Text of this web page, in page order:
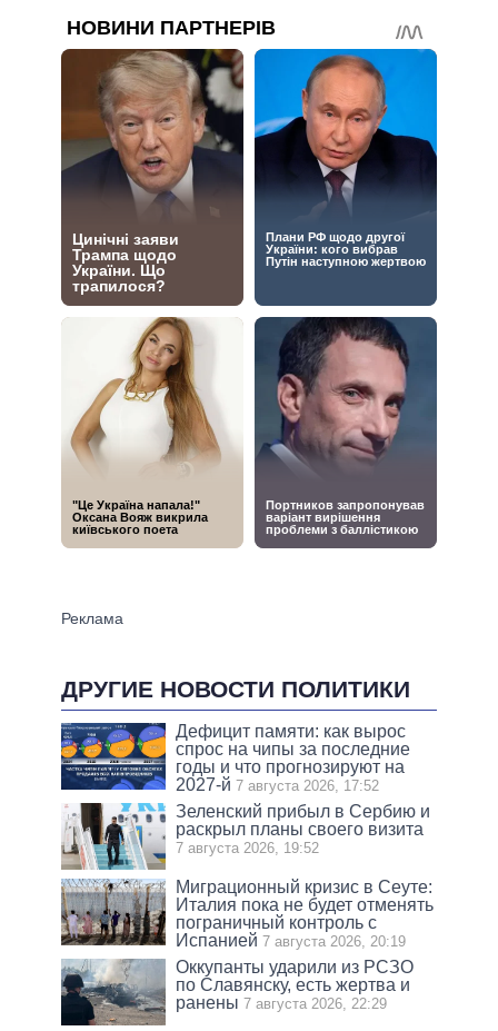
ДРУГИЕ НОВОСТИ ПОЛИТИКИ
Дефицит памяти: как вырос
спрос на чипы за последние
годы и что прогнозируют на
2027-й 7 августа 2026, 17:52
Зеленский прибыл в Сербию и
раскрыл планы своего визита
7 августа 2026, 19:52
Миграционный кризис в Сеуте:
Италия пока не будет отменять
пограничный контроль с
Испанией 7 августа 2026, 20:19
Оккупанты ударили из РСЗО
по Славянску, есть жертва и
ранены 7 августа 2026, 22:29